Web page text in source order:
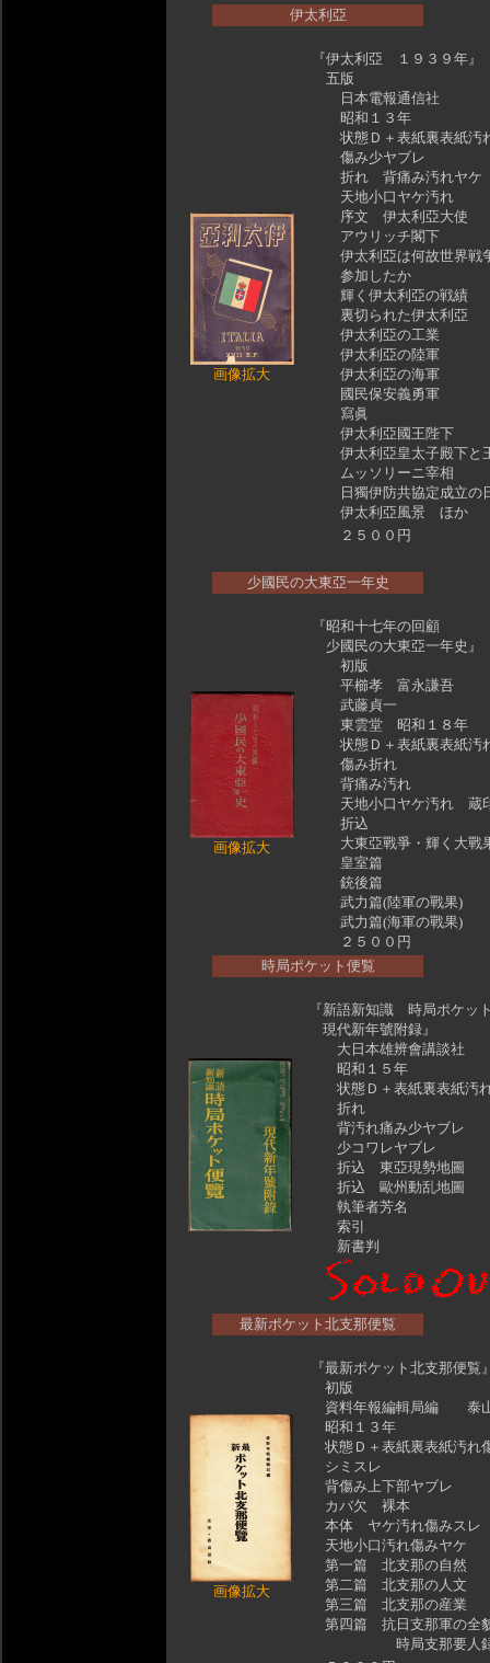
伊太利亞
画像拡大
『伊太利亞 １９３９年
五版
日本電報通信社
昭和１３年
状態Ｄ＋表紙裏表紙汚
傷み少ヤブレ
折れ 背痛み汚れヤケ
天地小口ヤケ汚れ
序文 伊太利亞大使
アウリッチ閣下
伊太利亞は何故世界戦
参加したか
輝く伊太利亞の戦績
裏切られた伊太利亞
伊太利亞の工業
伊太利亞の陸軍
伊太利亞の海軍
國民保安義勇軍
寫眞
伊太利亞國王陛下
伊太利亞皇太子殿下と
ムッソリーニ宰相
日獨伊防共協定成立の
伊太利亞風景 ほか
２５００円
少國民の大東亞一年史
画像拡大
『昭和十七年の回顧
少國民の大東亞一年史
初版
平櫛孝 富永謙吾
武藤貞一
東雲堂 昭和１８年
状態Ｄ＋表紙裏表紙汚
傷み折れ
背痛み汚れ
天地小口ヤケ汚れ 蔵
折込
大東亞戰爭・輝く大戰
皇室篇
銃後篇
武力篇(陸軍の戰果)
武力篇(海軍の戰果)
２５００円
時局ポケット便覧
『新語新知識 時局ポケッ
現代新年號附録』
大日本雄辨會講談社
昭和１５年
状態Ｄ＋表紙裏表紙汚
折れ
背汚れ痛み少ヤブレ
少コワレヤブレ
折込 東亞現勢地圖
折込 歐州動乱地圖
執筆者芳名
索引
新書判
最新ポケット北支那便覧
画像拡大
『最新ポケット北支那便
初版
資料年報編輯局編 泰
昭和１３年
状態Ｄ＋表紙裏表紙汚れ
シミスレ
背傷み上下部ヤブレ
カバ欠 裸本
本体 ヤケ汚れ傷みスレ
天地小口汚れ傷みヤケ
第一篇 北支那の自然
第二篇 北支那の人文
第三篇 北支那の産業
第四篇 抗日支那軍の全
時局支那要人